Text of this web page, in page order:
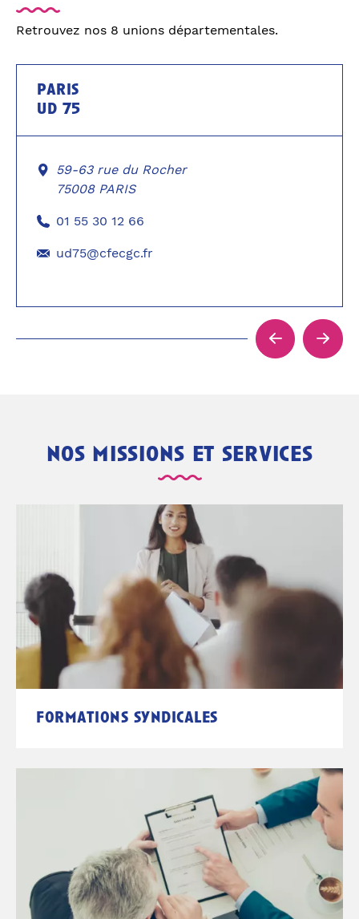
Retrouvez nos 8 unions départementales.
paris
ud 75
59-63 rue du Rocher
75008 PARIS
01 55 30 12 66
ud75@cfecgc.fr
nos missions et services
formations syndicales